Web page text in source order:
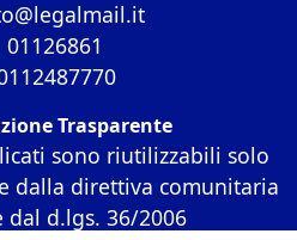
01126861
Trasparente
sono riutilizzabili solo
dalla direttiva comunitaria
dal d.lgs. 36/2006